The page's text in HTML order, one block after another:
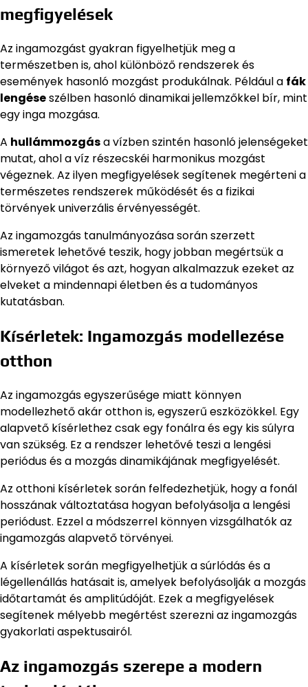
megfigyelések
Az ingamozgást gyakran figyelhetjük meg a
természetben is, ahol különböző rendszerek és
események hasonló mozgást produkálnak. Például a fák
lengéseszélben hasonló dinamikai jellemzőkkel bír, mint
egy inga mozgása.
A hullámmozgása vízben szintén hasonló jelenségeket
mutat, ahol a víz részecskéi harmonikus mozgást
végeznek. Az ilyen megfigyelések segítenek megérteni a
természetes rendszerek működését és a fizikai
törvények univerzális érvényességét.
Az ingamozgás tanulmányozása során szerzett
ismeretek lehetővé teszik, hogy jobban megértsük a
környező világot és azt, hogyan alkalmazzuk ezeket az
elveket a mindennapi életben és a tudományos
kutatásban.
Kísérletek: Ingamozgás modellezése
otthon
Az ingamozgás egyszerűsége miatt könnyen
modellezhető akár otthon is, egyszerű eszközökkel. Egy
alapvető kísérlethez csak egy fonálra és egy kis súlyra
van szükség. Ez a rendszer lehetővé teszi a lengési
periódus és a mozgás dinamikájának megfigyelését.
Az otthoni kísérletek során felfedezhetjük, hogy a fonál
hosszának változtatása hogyan befolyásolja a lengési
periódust. Ezzel a módszerrel könnyen vizsgálhatók az
ingamozgás alapvető törvényei.
A kísérletek során megfigyelhetjük a súrlódás és a
légellenállás hatásait is, amelyek befolyásolják a mozgás
időtartamát és amplitúdóját. Ezek a megfigyelések
segítenek mélyebb megértést szerezni az ingamozgás
gyakorlati aspektusairól.
Az ingamozgás szerepe a modern